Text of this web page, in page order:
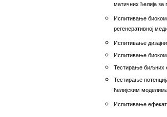
матичних ћелија
Испитивање
регенеративној
Испитивање
Испитивање
Тестирање биљних
Тестирање
ћелијским
Испитивање